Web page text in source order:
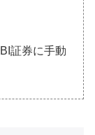
証券に手動